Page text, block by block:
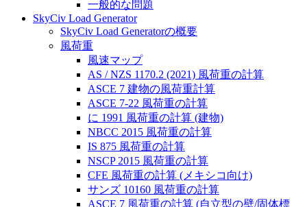
一般的な問題
SkyCiv Load Generator
SkyCiv Load Generatorの概要
風荷重
風速マップ
AS / NZS 1170.2 (2021) 風荷重の計算
ASCE 7 建物の風荷重計算
ASCE 7-22 風荷重の計算
に 1991 風荷重の計算 (建物)
NBCC 2015 風荷重の計算
IS 875 風荷重の計算
NSCP 2015 風荷重の計算
CFE 風荷重の計算 (メキシコ向け)
サンズ 10160 風荷重の計算
ASCE 7 風荷重の計算 (自立型の壁/固体標